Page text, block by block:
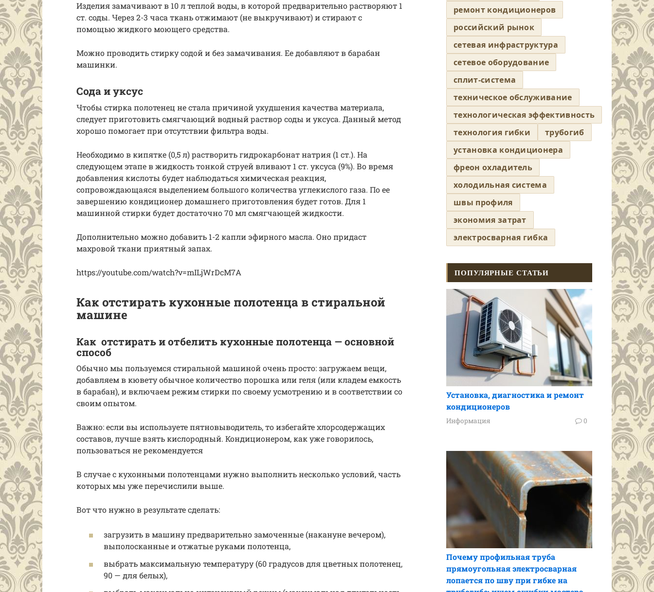
Изделия замачивают в 10 л теплой воды, в которой предварительно растворяют 1
ст. соды. Через 2-3 часа ткань отжимают (не выкручивают) и стирают с
помощью жидкого моющего средства.
Можно проводить стирку содой и без замачивания. Ее добавляют в барабан
машинки.
Сода и уксус
Чтобы стирка полотенец не стала причиной ухудшения качества материала,
следует приготовить смягчающий водный раствор соды и уксуса. Данный метод
хорошо помогает при отсутствии фильтра воды.
Необходимо в кипятке (0,5 л) растворить гидрокарбонат натрия (1 ст.). На
следующем этапе в жидкость тонкой струей вливают 1 ст. уксуса (9%). Во время
добавления кислоты будет наблюдаться химическая реакция,
сопровождающаяся выделением большого количества углекислого газа. По ее
завершению кондиционер домашнего приготовления будет готов. Для 1
машинной стирки будет достаточно 70 мл смягчающей жидкости.
Дополнительно можно добавить 1-2 капли эфирного масла. Оно придаст
махровой ткани приятный запах.
https://youtube.com/watch?v=mILjWrDcM7A
Как отстирать кухонные полотенца в стиральной
машине
Как отстирать и отбелить кухонные полотенца — основной
способ
Обычно мы пользуемся стиральной машиной очень просто: загружаем вещи,
добавляем в кювету обычное количество порошка или геля (или кладем емкость
в барабан), и включаем режим стирки по своему усмотрению и в соответствии со
своим опытом.
Важно: если вы используете пятновыводитель, то избегайте хлорсодержащих
составов, лучше взять кислородный. Кондиционером, как уже говорилось,
пользоваться не рекомендуется
В случае с кухонными полотенцами нужно выполнить несколько условий, часть
которых мы уже перечислили выше.
Вот что нужно в результате сделать:
загрузить в машину предварительно замоченные (накануне вечером),
выполосканные и отжатые руками полотенца,
выбрать максимальную температуру (60 градусов для цветных полотенец,
90 — для белых),
ремонт кондиционеров
российский рынок
сетевая инфраструктура
сетевое оборудование
сплит-система
техническое обслуживание
технологическая эффективность
технология гибки
трубогиб
установка кондиционера
фреон охладитель
холодильная система
швы профиля
экономия затрат
электросварная гибка
ПОПУЛЯРНЫЕ СТАТЬИ
Установка, диагностика и ремонт
кондиционеров
Информация 0
Почему профильная труба
прямоугольная электросварная
лопается по шву при гибке на